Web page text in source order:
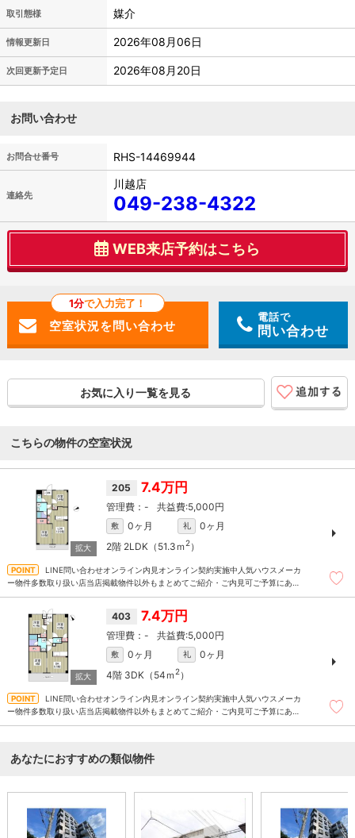
取引態様 媒介
情報更新日 2026年08月06日
次回更新予定日 2026年08月20日
お問い合わせ
お問合せ番号 RHS-14469944
連絡先
川越店
049-238-4322
WEB来店予約はこちら
1分で入力完了！
電話で
問い合わせ
お気に入り一覧を見る
こちらの物件の空室状況
205 7.4万円
- 5,000円
敷 0ヶ月 礼
0ヶ月
2階 2LDK（51.3ｍ 2）
LINE問い合わせオンライン内見オンライン契約実施中人気ハウスメーカ
ー物件多数取り扱い店当店掲載物件以外もまとめてご紹介・ご内見可ご予算にあっ
403 7.4万円
- 5,000円
敷 0ヶ月 礼
0ヶ月
4階 3DK（54ｍ 2）
LINE問い合わせオンライン内見オンライン契約実施中人気ハウスメーカ
ー物件多数取り扱い店当店掲載物件以外もまとめてご紹介・ご内見可ご予算にあっ
あなたにおすすめの類似物件